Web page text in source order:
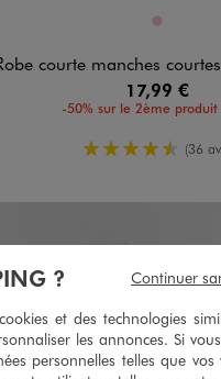
Disponible en 1 colorisROSE
courte manches courtes en voile avec
17,99 €
-50% sur le 2ème produit
4.5/5 de(36
?
et des technologies
les annonces. Si
personnelles telles que vos
Continuer